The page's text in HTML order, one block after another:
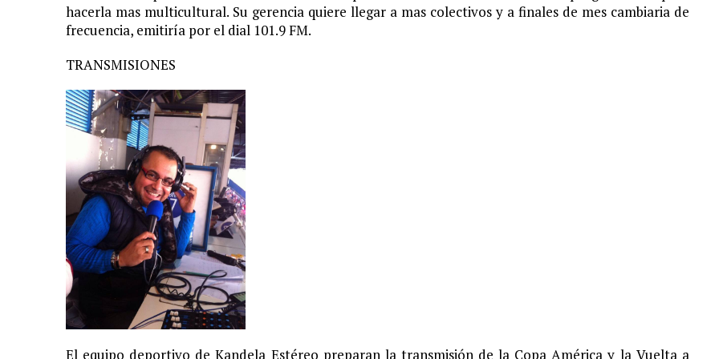
hacerla mas multicultural. Su gerencia quiere llegar a mas colectivos y a finales de mes cambiaria de
frecuencia, emitiría por el dial 101.9 FM.
TRANSMISIONES
El equipo deportivo de Kandela Estéreo preparan la transmisión de la Copa América y la Vuelta a